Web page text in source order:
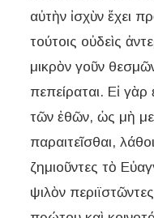
αὐτὴν ἰσχὺν ἔχει
τούτοις οὐδεὶς
μικρὸν γοῦν
πεπείραται. Εἰ
τῶν ἐθῶν, ὡς μὴ
παραιτεῖσθαι,
ζημιοῦντες τὸ
ψιλὸν